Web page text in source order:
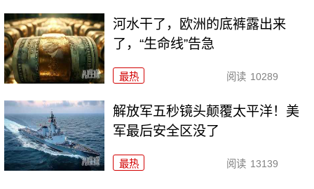
河水干了，欧洲的底裤露出来
了，“生命线”告急
最热 阅读 10289
解放军五秒镜头颠覆太平洋！美
军最后安全区没了
最热 阅读 13139